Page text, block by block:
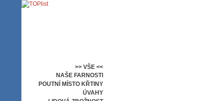
>> VŠE <<
NAŠE FARNOSTI
POUTNÍ MÍSTO KŘTINY
ÚVAHY